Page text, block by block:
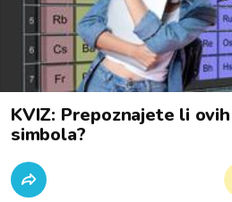
KVIZ: Prepoznajete li
simbola?